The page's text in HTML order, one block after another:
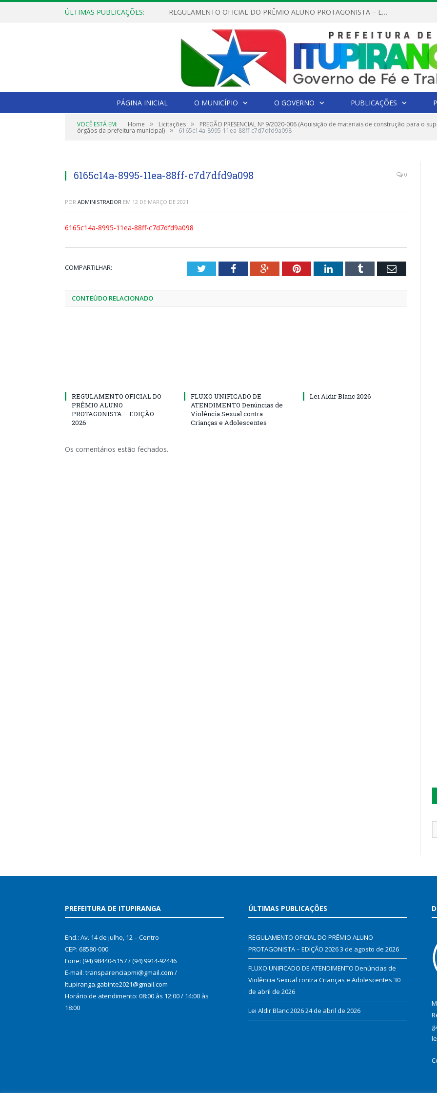
ÚLTIMAS PUBLICAÇÕES: REGULAMENTO OFICIAL DO PRÊMIO ALUNO PROTAGONISTA – EDIÇÃO 2026
PÁGINA INICIAL O MUNICÍPIO O GOVERNO PUBLICAÇÕES
VOCÊ ESTÁ EM: Home » Licitações » PREGÃO PRESENCIAL Nº 9/2020-006 (Aquisição de materiais de construção para o
órgãos da prefeitura municipal) » 6165c14a-8995-11ea-88ff-c7d7dfd9a098
6165c14a-8995-11ea-88ff-c7d7dfd9a098 0
POR ADMINISTRADOR EM 12 DE MARÇO DE 2021
6165c14a-8995-11ea-88ff-c7d7dfd9a098
COMPARTILHAR: TwitterFacebookGoogle+PinterestLinkedInTumblr Email
CONTEÚDO RELACIONADO
REGULAMENTO OFICIAL DO
PRÊMIO ALUNO
PROTAGONISTA – EDIÇÃO
2026
FLUXO UNIFICADO DE
ATENDIMENTO Denúncias de
Violência Sexual contra
Crianças e Adolescentes
Lei Aldir Blanc 2026
Os comentários estão fechados.
PREFEITURA DE ITUPIRANGA
End.: Av. 14 de julho, 12 – Centro
CEP: 68580-000
Fone: (94) 98440-5157 / (94) 9914-92446
E-mail: transparenciapmi@gmail.com /
Itupiranga.gabinte2021@gmail.com
Horário de atendimento: 08:00 às 12:00 / 14:00 às
18:00
ÚLTIMAS PUBLICAÇÕES
REGULAMENTO OFICIAL DO PRÊMIO ALUNO
PROTAGONISTA – EDIÇÃO 20263 de agosto de 2026
FLUXO UNIFICADO DE ATENDIMENTO Denúncias de
Violência Sexual contra Crianças e Adolescentes 30
de abril de 2026
Lei Aldir Blanc 202624 de abril de 2026